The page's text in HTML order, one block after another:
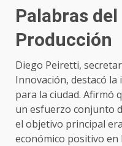
Palabras
Producción
Diego Peiretti,
Innovación, destacó
para la ciudad. Afirmó
un esfuerzo conjunto
el objetivo principal
económico positivo en